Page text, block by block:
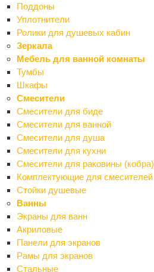
Поддоны
Уплотнители
Ролики для душевых кабин
Зеркала
Мебель для ванной комнаты
Тумбы
Шкафы
Смесители
Смесители для биде
Смесители для ванной
Смесители для душа
Смесители для кухни
Смесители для раковины (кобра)
Комплектующие для смесителей
Стойки душевые
Ванны
Экраны для ванн
Акриловые
Панели для экранов
Рамы для экранов
Стальные
Назад
Заборные секции, ограждения
Заборные секции
Конусы
Парковочные барьеры и столбики
Таблички мокрый пол
Канализация наружная
Назад
Канализация наружная
Заглушки
Муфты
Обратные клапаны
Отводы
Переходники
Ревизия
Тройники
Трубы
Кровля и водостоки
Назад
Кровля и водостоки
Водосточная система металлическая